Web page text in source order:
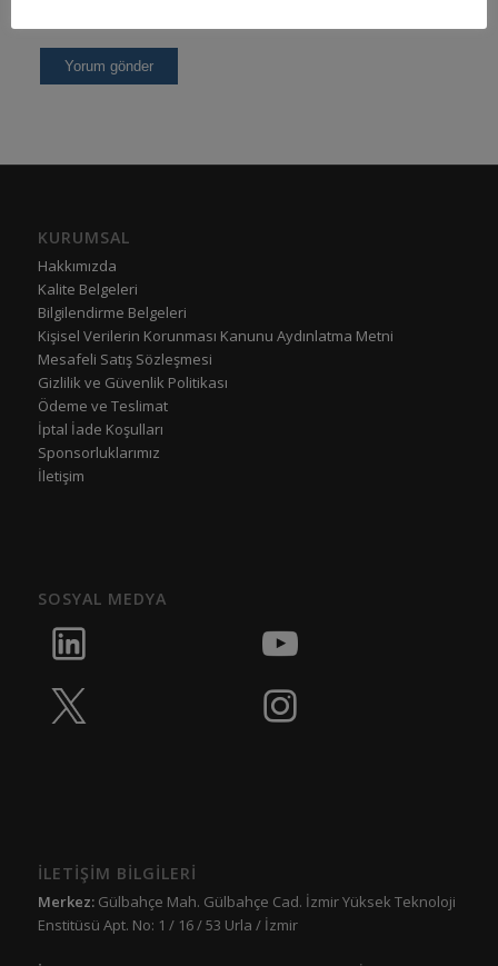
KURUMSAL
Hakkımızda
Kalite Belgeleri
Bilgilendirme Belgeleri
Kişisel Verilerin Korunması Kanunu Aydınlatma Metni
Mesafeli Satış Sözleşmesi
Gizlilik ve Güvenlik Politikası
Ödeme ve Teslimat
İptal İade Koşulları
Sponsorluklarımız
İletişim
SOSYAL MEDYA
İLETİŞİM BİLGİLERİ
Merkez:Gülbahçe Mah. Gülbahçe Cad. İzmir Yüksek Teknoloji
Enstitüsü Apt. No: 1 / 16 / 53 Urla / İzmir